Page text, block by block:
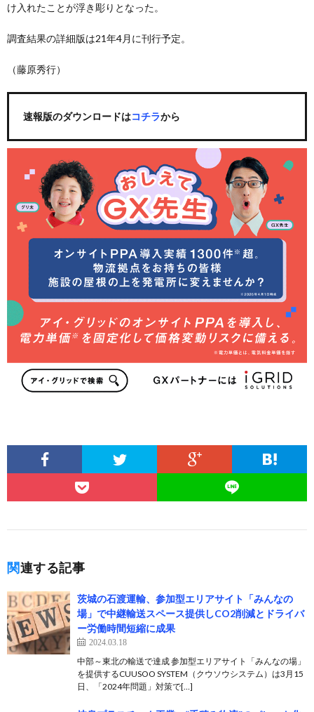
け入れたことが浮き彫りとなった。
調査結果の詳細版は21年4月に刊行予定。
（藤原秀行）
速報版のダウンロードはコチラから
関連する記事
茨城の石渡運輸、参加型エリアサイト「みんなの
場」で中継輸送スペース提供しCO2削減とドライバ
ー労働時間短縮に成果
2024.03.18
中部～東北の輸送で達成 参加型エリアサイト「みんなの場」
を提供するCUUSOO SYSTEM（クウソウシステム）は3月15
日、「2024年問題」対策で[…]